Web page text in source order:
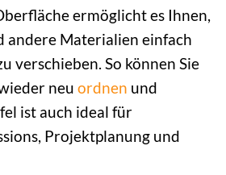
ermöglicht es Ihnen,
andere Materialien einfach
verschieben. So können Sie
neu ordnen und
ist auch ideal für
Projektplanung und